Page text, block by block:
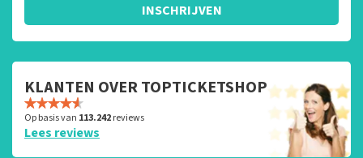
INSCHRIJVEN
KLANTEN OVER TOPTICKETSHOP
Op basis van 113.242reviews
Lees reviews